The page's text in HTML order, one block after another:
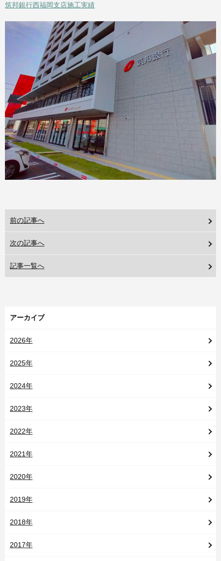
筑邦銀行西福岡支店施工実績
前の記事へ
次の記事へ
記事一覧へ
アーカイブ
2026年
2025年
2024年
2023年
2022年
2021年
2020年
2019年
2018年
2017年